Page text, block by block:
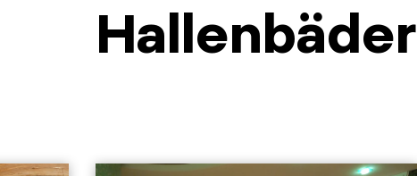
Hallenbäder